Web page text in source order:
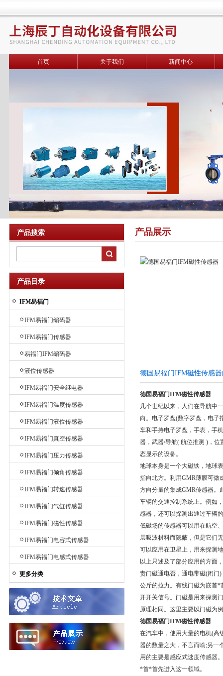
首页 关于我们 新闻中心
产品搜索
产品目录
IFM易福门
IFM易福门编码器
IFM易福门传感器
易福门IFM编码器
液位传感器
IFM易福门安全继电器
IFM易福门温度传感器
IFM易福门液位传感器
IFM易福门真空传感器
IFM易福门压力传感器
IFM易福门倾角传感器
IFM易福门转速传感器
IFM易福门气缸传感器
IFM易福门磁性传感器
IFM易福门电容式传感器
IFM易福门电感式传感器
更多分类
产品展示
德国易福门IFM磁性传感
德国易福门IFM磁性传感器
几个世纪以来，人们在导航中
向。电子罗盘(数字罗盘，电子
车和手持电子罗盘，手表，手
器，武器/导航( 航位推测 )，
态显示的设备。
地球本身是一个大磁铁，地球
指向北方。利用GMR薄膜可做
方向分量的集成GMR传感器。
车辆的交通控制系统上。例如
感器，还可以探测出通过车辆
低磁场的传感器可以用在航空
层吸波材料而隐蔽，但是它们
可以应用在卫星上，用来探测
以上只述及了部分应用的方面
责门磁通电否，通电带磁(闭门
公斤的拉力。有线门磁为嵌首
开开关信号。门磁是用来探测
原理相同。这里主要以门磁为
德国易福门IFM磁性传感器
在汽车中，使用大量的电机(高
器的数量之大，不言而喻;另一
用的主要是感应式速度传感器
*首*首先进入这一领域。